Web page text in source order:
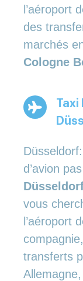
l’aéroport
des
marchés
Cologne
Taxi
d’avion
vous
l’aéroport
transferts
Allemagne,